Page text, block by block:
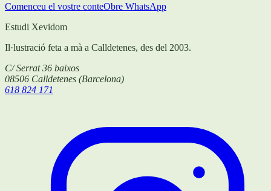
Comenceu el vostre conteObre WhatsApp
Estudi Xevidom
Il·lustració feta a mà a Calldetenes, des del 2003.
C/ Serrat 36 baixos
08506 Calldetenes (Barcelona)
618 824 171